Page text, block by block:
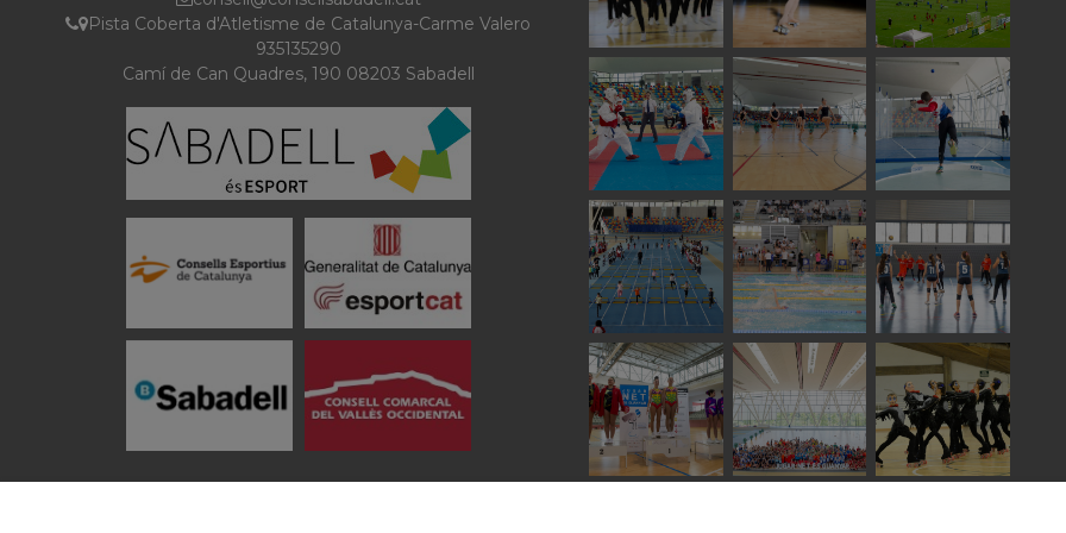
Pista Coberta d'Atletisme de Catalunya-Carme Valero
935135290
Camí de Can Quadres, 190 08203 Sabadell